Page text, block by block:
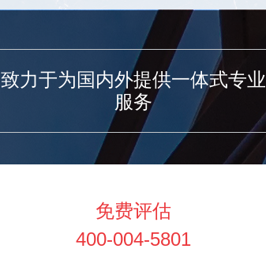
致力于为国内外提供一体式专业
服务
免费评估
400-004-5801